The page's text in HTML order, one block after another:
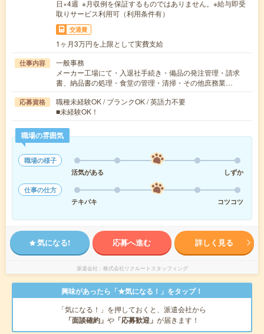
日×4週 ※月収例を保証するものではありません。※給与即受
取りサービス利用可（利用条件有）
交通費
1ヶ月3万円を上限として実費支給
仕事内容
一般事務
メーカー工場にて・入退社手続き・備品の発注管理・請求
書、納品書の処理・食堂の管理・清掃・その他庶務業…
応募資格
職種未経験OK / ブランクOK / 英語力不要
■未経験OK！
職場の雰囲気
職場の様子
活気がある
しずか
仕事の仕方
テキパキ
コツコツ
気になる! 応募へ進む 詳しく見る
派遣会社 株式会社リクルートスタッフィング
興味があったら「★気になる！」をタップ！
「気になる！」を押しておくと、派遣会社から
「面談確約」 や 「応募歓迎」 が届きます！